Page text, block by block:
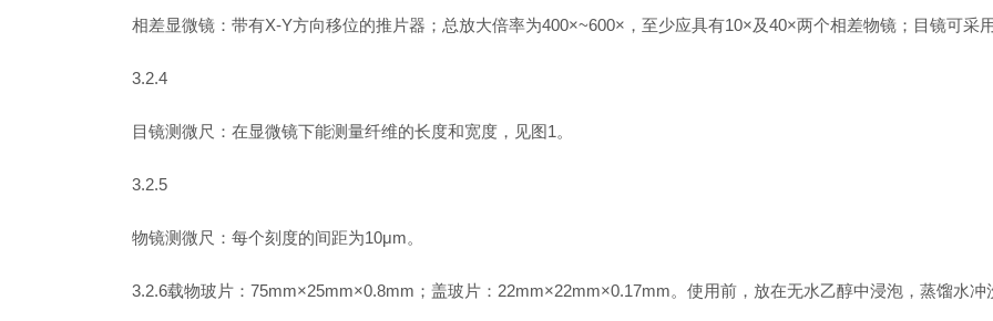
相差显微镜：带有X-Y方向移位的推片器；总放大倍率为400×~600×，至少应具有10×及40×两个相差物镜；目镜可采
3.2.4
目镜测微尺：在显微镜下能测量纤维的长度和宽度，见图1。
3.2.5
物镜测微尺：每个刻度的间距为10μm。
3.2.6载物玻片：75mm×25mm×0.8mm；盖玻片：22mm×22mm×0.17mm。使用前，放在无水乙醇中浸泡，蒸馏水冲